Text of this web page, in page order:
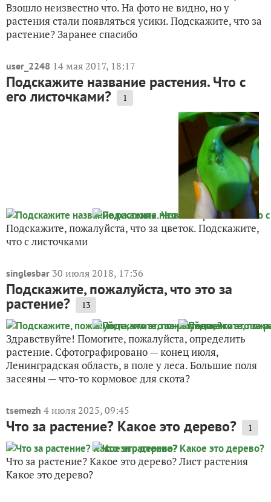
Взошло неизвестно что. На фото не видно, но у
растения стали появляться усики. Подскажите, что за
растение? Заранее спасибо
user_2248 14 мая 2017, 18:17
Подскажите название растения. Что с
его листочками? 1
Подскажите, пожалуйста, что за цветок. Подскажите,
что с листочками
singlesbar 30 июля 2018, 17:36
Подскажите, пожалуйста, что это за
растение? 13
Здравствуйте! Помогите, пожалуйста, определить
растение. Сфотографировано — конец июля,
Ленинградская область, в поле у леса. Большие поля
засеяны — что-то кормовое для скота?
tsemezh 4 июля 2025, 09:45
Что за растение? Какое это дерево? 1
Что за растение? Какое это дерево? Лист растения
Какое это дерево?